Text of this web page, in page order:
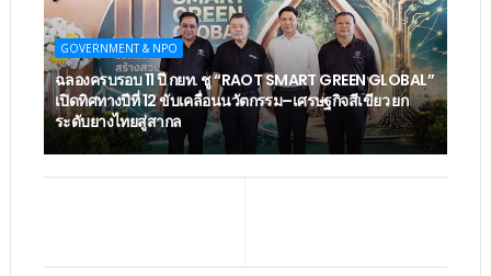
GOVERNMENT & NPO
ฉลองครบรอบ 11 ปี กยท. ชู “RAOT SMART GREEN GLOBAL”
เปิดทิศทางปีที่ 12 ขับเคลื่อนนวัตกรรม–เศรษฐกิจสีเขียว ยก
ระดับยางไทยสู่สากล